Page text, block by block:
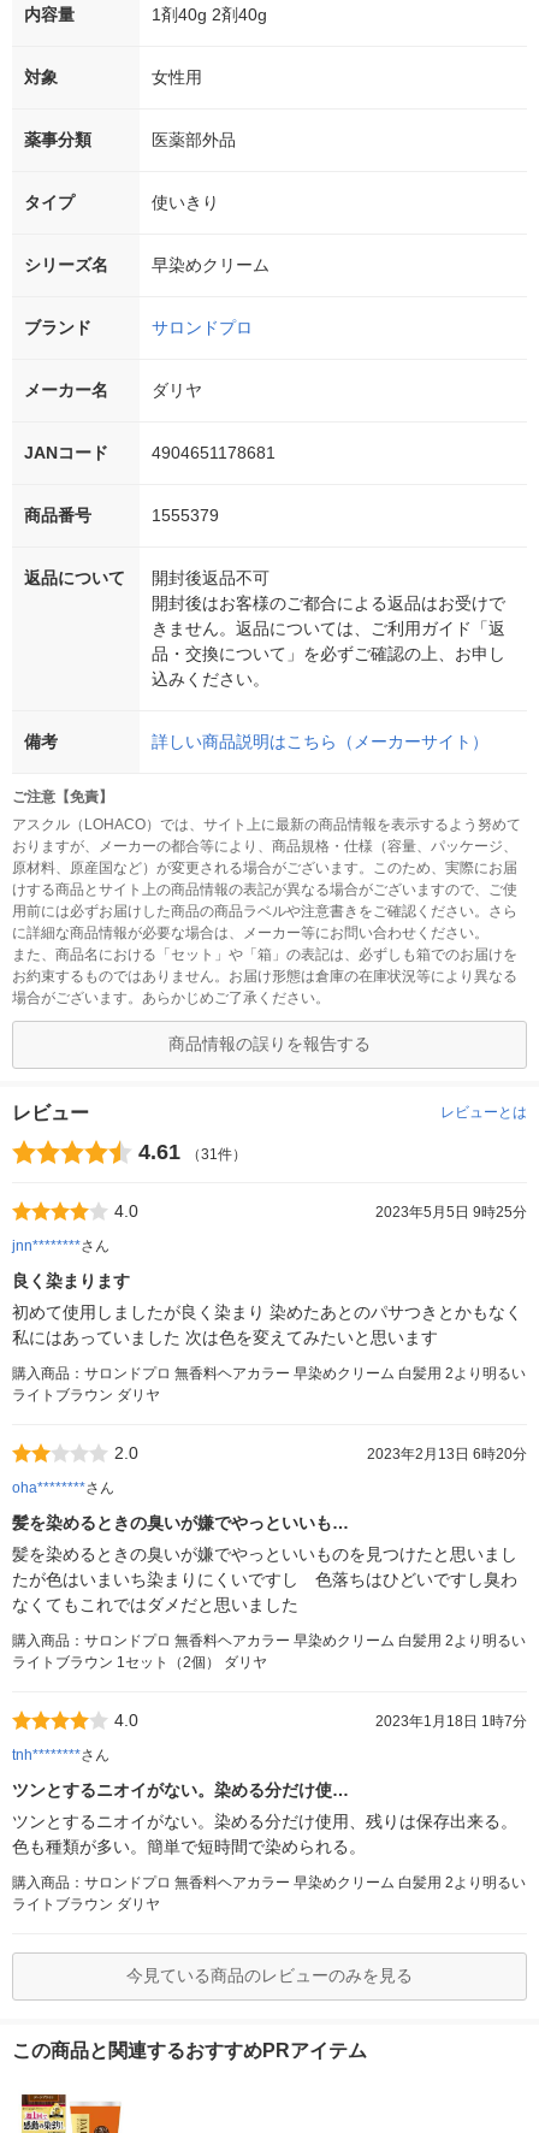
内容量 1剤40g 2剤40g
対象 女性用
薬事分類 医薬部外品
タイプ 使いきり
シリーズ名 早染めクリーム
ブランド サロンドプロ
メーカー名 ダリヤ
JANコード 4904651178681
商品番号 1555379
返品について
開封後返品不可
開封後はお客様のご都合による返品はお受けで
きません。返品については、ご利用ガイド「返
品・交換について」を必ずご確認の上、お申し
込みください。
備考 詳しい商品説明はこちら（メーカーサイト）
ご注意【免責】
アスクル（LOHACO）では、サイト上に最新の商品情報を表示するよう努めて
おりますが、メーカーの都合等により、商品規格・仕様（容量、パッケージ、
原材料、原産国など）が変更される場合がございます。このため、実際にお届
けする商品とサイト上の商品情報の表記が異なる場合がございますので、ご使
用前には必ずお届けした商品の商品ラベルや注意書きをご確認ください。さら
に詳細な商品情報が必要な場合は、メーカー等にお問い合わせください。
また、商品名における「セット」や「箱」の表記は、必ずしも箱でのお届けを
お約束するものではありません。お届け形態は倉庫の在庫状況等により異なる
場合がございます。あらかじめご了承ください。
商品情報の誤りを報告する
レビュー レビューとは
4.61 （31件）
4.0
2023年5月5日 9時25分
jnn********さん
良く染まります
初めて使用しましたが良く染まり 染めたあとのパサつきとかもなく
私にはあっていました 次は色を変えてみたいと思います
購入商品：サロンドプロ 無香料ヘアカラー 早染めクリーム 白髪用 2より明るい
ライトブラウン ダリヤ
2.0
2023年2月13日 6時20分
oha********さん
髪を染めるときの臭いが嫌でやっといいも…
髪を染めるときの臭いが嫌でやっといいものを見つけたと思いまし
たが色はいまいち染まりにくいですし 色落ちはひどいですし臭わ
なくてもこれではダメだと思いました
購入商品：サロンドプロ 無香料ヘアカラー 早染めクリーム 白髪用 2より明るい
ライトブラウン 1セット（2個） ダリヤ
4.0
2023年1月18日 1時7分
tnh********さん
ツンとするニオイがない。染める分だけ使…
ツンとするニオイがない。染める分だけ使用、残りは保存出来る。
色も種類が多い。簡単で短時間で染められる。
購入商品：サロンドプロ 無香料ヘアカラー 早染めクリーム 白髪用 2より明るい
ライトブラウン ダリヤ
今見ている商品のレビューのみを見る
この商品と関連するおすすめPRアイテム